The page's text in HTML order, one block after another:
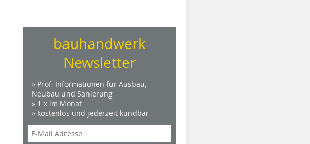
bauhandwerk
Newsletter
» Profi-Informationen für Ausbau,
Neubau und Sanierung
» 1 x im Monat
» kostenlos und jederzeit kündbar